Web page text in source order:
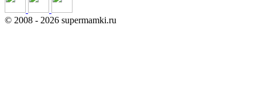
© 2008 - 2026 supermamki.ru